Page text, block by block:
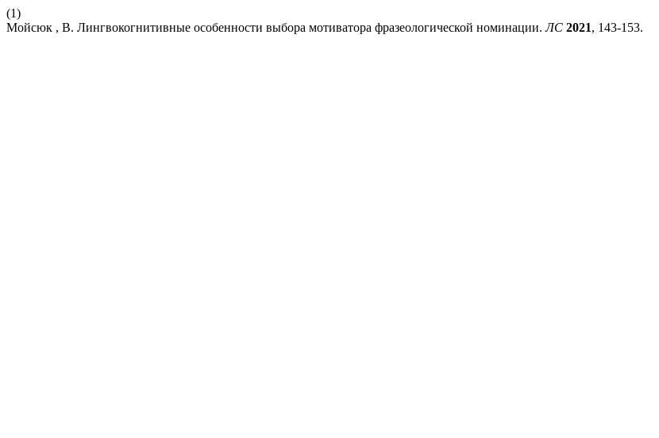
(1)
Мойсюк , В. Лингвокогнитивные особенности выбора мотиватора фразеологической номинации.ЛС 2021, 143-153.